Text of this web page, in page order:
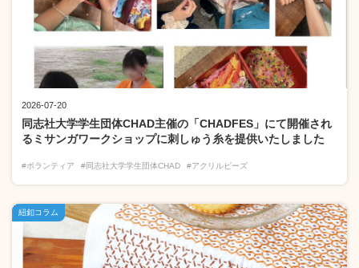
2026-07-20
同志社大学学生団体CHAD主催の「CHADFES」にて開催され
るミサンガワークショップに刺しゅう糸を提供いたしました
#ボランティア #同志社大学学生団体CHAD #アクリルビーズ
紐釦コラム